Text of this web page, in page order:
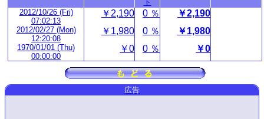
ト
2012/10/26 (Fri)
07:02:13
￥2,190 0 ％ ￥2,190
2012/02/27 (Mon)
12:20:08
￥1,980 0 ％ ￥1,980
1970/01/01 (Thu)
00:00:00
￥0 0 ％ ￥0
広告